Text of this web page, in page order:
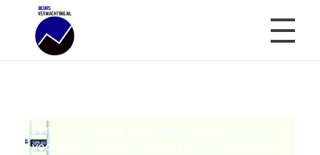
Een forse stijging van 10% op de AEX was juist
voorspeld. Hoe mijn volgers dankzij de Elliott